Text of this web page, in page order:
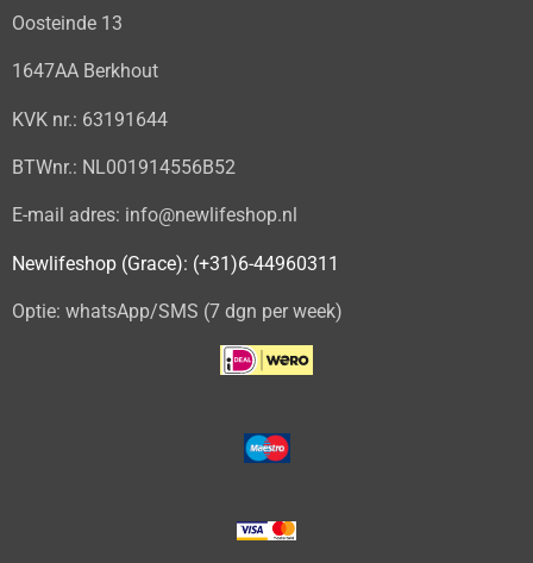
Oosteinde 13
1647AA Berkhout
KVK nr.: 63191644
BTWnr.: NL001914556B52
E-mail adres: info@newlifeshop.nl
Newlifeshop (Grace): (+31)6-44960311
Optie: whatsApp/SMS (7 dgn per week)